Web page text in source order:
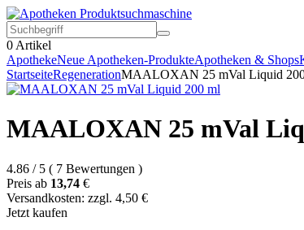
0 Artikel
ApothekeNeue Apotheken-ProdukteApotheken & Shops
StartseiteRegenerationMAALOXAN 25 mVal Liquid
MAALOXAN 25 mVal
4.86 / 5 ( 7 Bewertungen )
Preis ab 13,74 €
Versandkosten: zzgl. 4,50 €
Jetzt kaufen